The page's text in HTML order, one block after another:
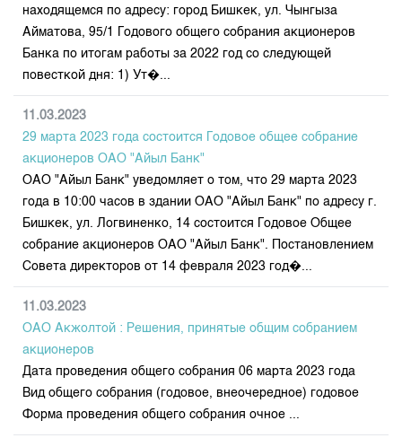
находящемся по адресу: город Бишкек, ул. Чынгыза
Айматова, 95/1 Годового общего собрания акционеров
Банка по итогам работы за 2022 год со следующей
повесткой дня: 1) Ут�...
11.03.2023
29 марта 2023 года состоится Годовое общее собрание
акционеров ОАО "Айыл Банк"
ОАО "Айыл Банк" уведомляет о том, что 29 марта 2023
года в 10:00 часов в здании ОАО "Айыл Банк" по адресу г.
Бишкек, ул. Логвиненко, 14 состоится Годовое Общее
собрание акционеров ОАО "Айыл Банк". Постановлением
Совета директоров от 14 февраля 2023 год�...
11.03.2023
ОАО Акжолтой : Решения, принятые общим собранием
акционеров
Дата проведения общего собрания 06 марта 2023 года
Вид общего собрания (годовое, внеочередное) годовое
Форма проведения общего собрания очное ...